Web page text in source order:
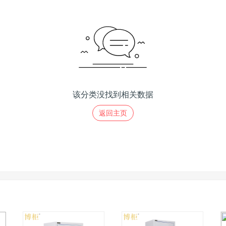
该分类没找到相关数据
返回主页